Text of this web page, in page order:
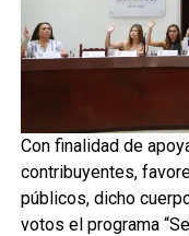
Con finalidad de
contribuyentes,
públicos, dicho
votos el programa